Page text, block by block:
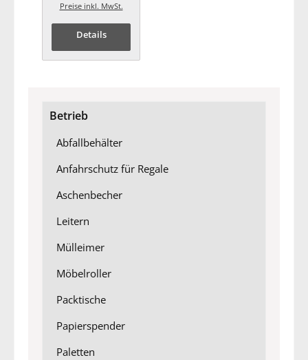
Preise inkl. MwSt.
Details
Betrieb
Abfallbehälter
Anfahrschutz für Regale
Aschenbecher
Leitern
Mülleimer
Möbelroller
Packtische
Papierspender
Paletten